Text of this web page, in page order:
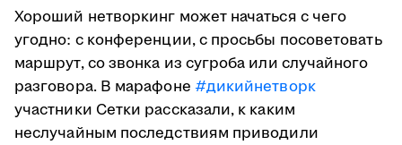
Хороший нетворкинг может начаться с чего
угодно: с конференции, с просьбы посоветовать
маршрут, со звонка из сугроба или случайного
разговора. В марафоне #дикийнетворк
участники Сетки рассказали, к каким
неслучайным последствиям приводили